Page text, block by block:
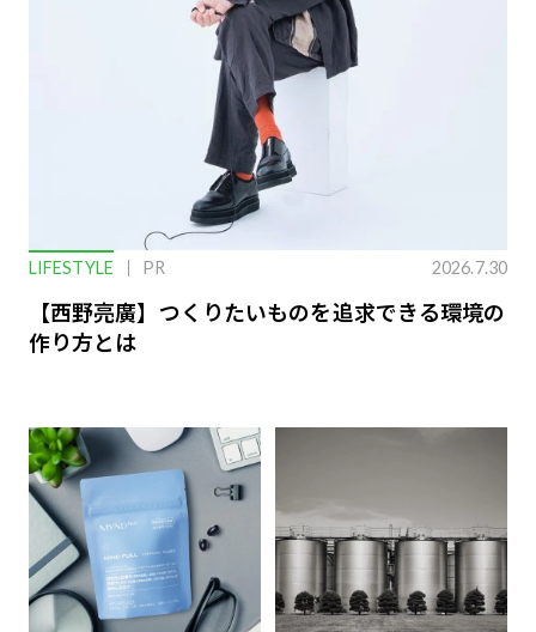
LIFESTYLE PR 2026.7.30
【西野亮廣】つくりたいものを追求できる環境の
作り方とは